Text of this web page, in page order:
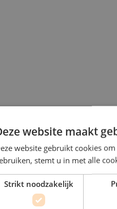
website maakt
website gebruikt cookies
stemt u in met alle
Strikt noodzakelijk